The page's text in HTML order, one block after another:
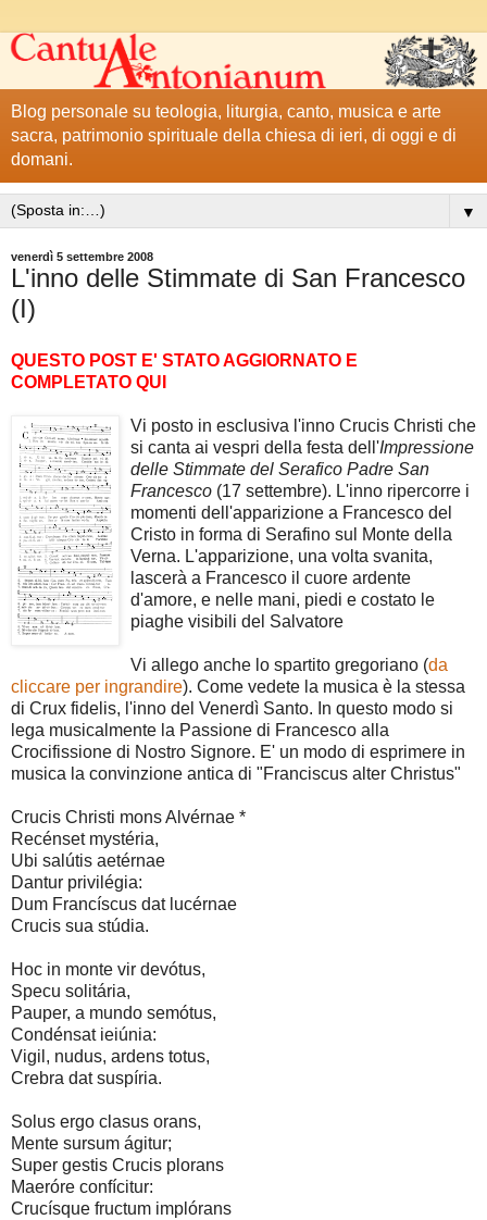
Blog personale su teologia, liturgia, canto, musica e arte
sacra, patrimonio spirituale della chiesa di ieri, di oggi e di
domani.
▼
venerdì 5 settembre 2008
L'inno delle Stimmate di San Francesco
(I)
QUESTO POST E' STATO AGGIORNATO E
COMPLETATO QUI
Vi posto in esclusiva l'inno Crucis Christi che
si canta ai vespri della festa dell'Impressione
delle Stimmate del Serafico Padre San
Francesco (17 settembre). L'inno ripercorre i
momenti dell'apparizione a Francesco del
Cristo in forma di Serafino sul Monte della
Verna. L'apparizione, una volta svanita,
lascerà a Francesco il cuore ardente
d'amore, e nelle mani, piedi e costato le
piaghe visibili del Salvatore
Vi allego anche lo spartito gregoriano (da
cliccare per ingrandire). Come vedete la musica è la stessa
di Crux fidelis, l'inno del Venerdì Santo. In questo modo si
lega musicalmente la Passione di Francesco alla
Crocifissione di Nostro Signore. E' un modo di esprimere in
musica la convinzione antica di "Franciscus alter Christus"
Crucis Christi mons Alvérnae *
Recénset mystéria,
Ubi salútis aetérnae
Dantur privilégia:
Dum Francíscus dat lucérnae
Crucis sua stúdia.
Hoc in monte vir devótus,
Specu solitária,
Pauper, a mundo semótus,
Condénsat ieiúnia:
Vigil, nudus, ardens totus,
Crebra dat suspíria.
Solus ergo clasus orans,
Mente sursum ágitur;
Super gestis Crucis plorans
Maeróre confícitur:
Crucísque fructum implórans